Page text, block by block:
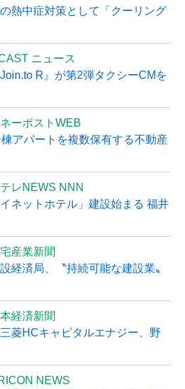
熱中症対策として「クーリング
ニュース
R』が第2弾タクシーCMを
ーポストWEB
アパートを複数保有する不動産
レNEWS NNN
ネットホテル」建設始まる 福井
産業新聞
経済局、〝持続可能な建設業〟
経済新聞
菱HCキャピタルエナジー、野
NEWS